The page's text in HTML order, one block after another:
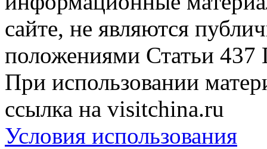
сайте, не являются
положениями Статьи 437
При использовании
ссылка на visitchina.ru
Условия использования